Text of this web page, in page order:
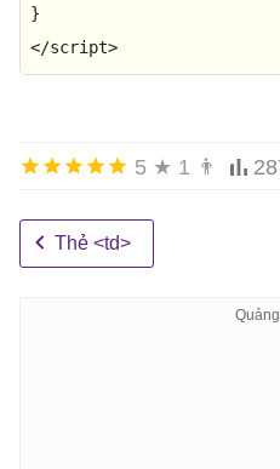
</script>
5 ★ 1 👨
Thẻ <td>